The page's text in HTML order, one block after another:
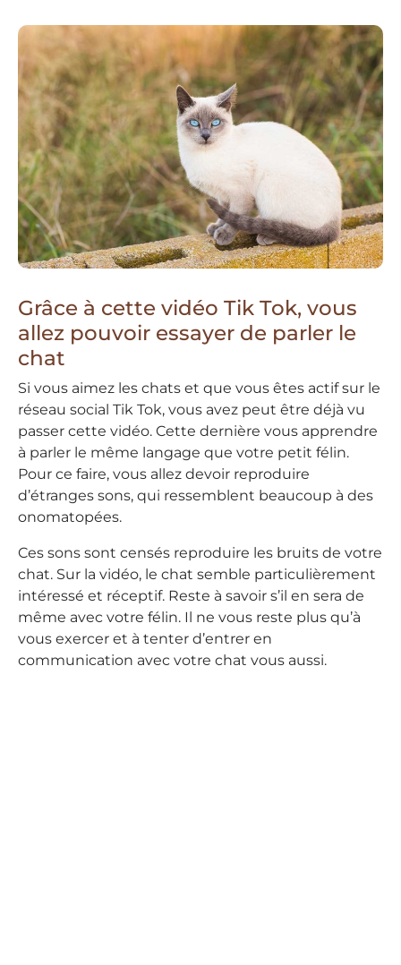
Grâce à cette vidéo Tik Tok, vous
allez pouvoir essayer de parler le
chat
Si vous aimez les chats et que vous êtes actif sur le
réseau social Tik Tok, vous avez peut être déjà vu
passer cette vidéo. Cette dernière vous apprendre
à parler le même langage que votre petit félin.
Pour ce faire, vous allez devoir reproduire
d’étranges sons, qui ressemblent beaucoup à des
onomatopées.
Ces sons sont censés reproduire les bruits de votre
chat. Sur la vidéo, le chat semble particulièrement
intéressé et réceptif. Reste à savoir s’il en sera de
même avec votre félin. Il ne vous reste plus qu’à
vous exercer et à tenter d’entrer en
communication avec votre chat vous aussi.